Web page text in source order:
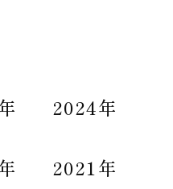
2024年
2021年